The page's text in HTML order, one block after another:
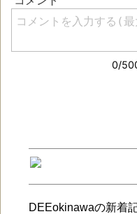
DEEokinawaの新着